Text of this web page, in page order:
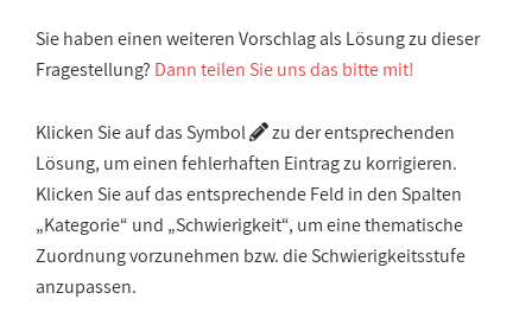
Sie haben einen weiteren Vorschlag als Lösung zu dieser
Fragestellung? Dann teilen Sie uns das bitte mit!
Klicken Sie auf das Symbol
zu der entsprechenden
Lösung, um einen fehlerhaften Eintrag zu korrigieren.
Klicken Sie auf das entsprechende Feld in den Spalten
„Kategorie“ und „Schwierigkeit“, um eine thematische
Zuordnung vorzunehmen bzw. die Schwierigkeitsstufe
anzupassen.